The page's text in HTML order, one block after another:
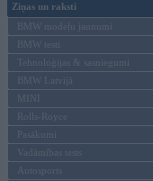
Ziņas un raksti
BMW modeļu jaunumi
BMW testi
Tehnoloģijas & sasniegumi
BMW Latvijā
MINI
Rolls-Royce
Pasākumi
Vadāmības tests
Autosports